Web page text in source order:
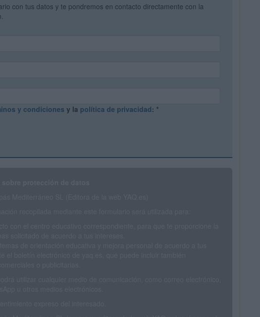
con tus datos y te pondremos en contacto directamente con la
y condiciones y la política de privacidad: *